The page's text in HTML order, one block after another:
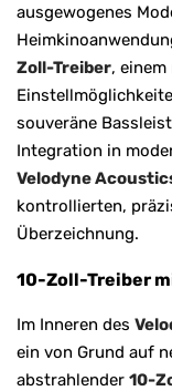
ausgewogenes
Zoll-Treiber,
souveräne
Integration in
Velodyne
kontrollierten,
Überzeichnung.
10-Zoll-Treiber
Im Inneren des
ein von Grund auf
abstrahlender 10-